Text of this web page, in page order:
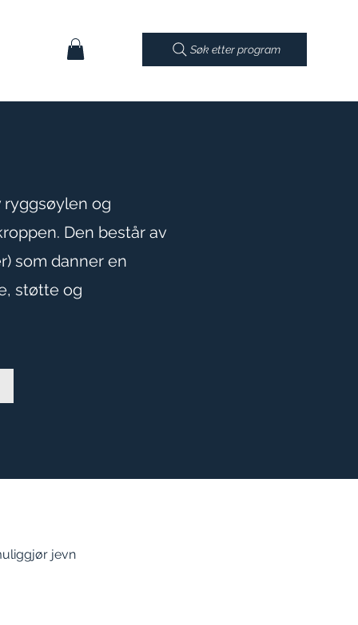
Søk etter program
ryggsøylen og
Den består av
som danner en
støtte og
jevn